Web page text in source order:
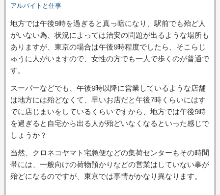
アルバイトと仕事
地方では午後9時を過ぎると真っ暗になり、駅前でも殆ど人
がいない為、状況によっては治安の問題が出るような場所も
ありますが、東京の場合は午後9時程度でしたら、そこらじ
ゅうに人がいますので、女性の方でも一人で歩くのが普通で
す。
スーパーなどでも、午後9時以降に営業しているような店舗
は地方には殆どなくて、早いお店だと午後7時くらいにはす
でに店じまいをしているくらいですから、地方では午後9時
を過ぎると自宅から出る人が殆どいなくなるといった感じで
しょうか？
当然、クロネコヤマト宅急便などの集荷センターもその時間
帯には、一般向けの荷物預かりなどの営業はしていない事が
殆どになるのですが、東京では事情がかなり異なります。